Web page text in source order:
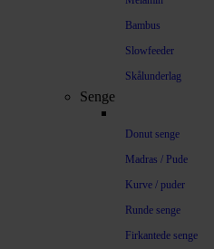
Bambus
Slowfeeder
Skålunderlag
Senge
Donut senge
Madras / Pude
Kurve / puder
Runde senge
Firkantede senge